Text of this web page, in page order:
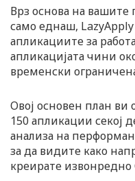
Врз основа на вашите
само еднаш,
апликациите за
апликацијата чини
временски
Овој основен план ви
150 апликации секој
анализа на
за да видите како
креирате извонредно